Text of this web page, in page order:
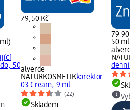
50
79,50 Kč
alverde
NATURKOSMETIKkorektor
03 Cream, 9 ml
(22)
Skladem
79,90 Kč
50 ml
alverde
denní